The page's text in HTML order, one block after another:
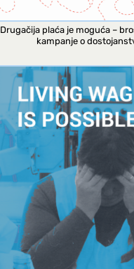
Drugačija plaća je moguća –
kampanje o